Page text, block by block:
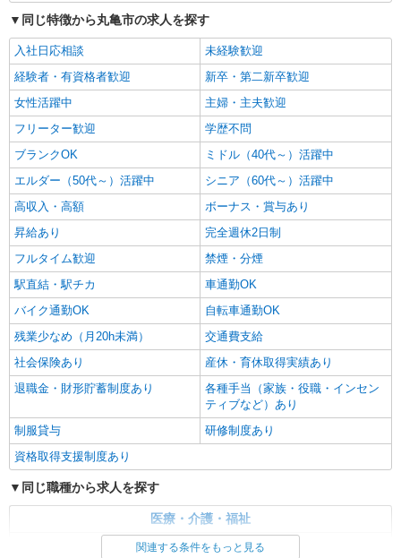
同じ特徴から丸亀市の求人を探す
入社日応相談
未経験歓迎
経験者・有資格者歓迎
新卒・第二新卒歓迎
女性活躍中
主婦・主夫歓迎
フリーター歓迎
学歴不問
ブランクOK
ミドル（40代～）活躍中
エルダー（50代～）活躍中
シニア（60代～）活躍中
高収入・高額
ボーナス・賞与あり
昇給あり
完全週休2日制
フルタイム歓迎
禁煙・分煙
駅直結・駅チカ
車通勤OK
バイク通勤OK
自転車通勤OK
残業少なめ（月20h未満）
交通費支給
社会保険あり
産休・育休取得実績あり
退職金・財形貯蓄制度あり
各種手当（家族・役職・インセン
ティブなど）あり
制服貸与
研修制度あり
資格取得支援制度あり
同じ職種から求人を探す
医療・介護・福祉
関連する条件をもっと見る